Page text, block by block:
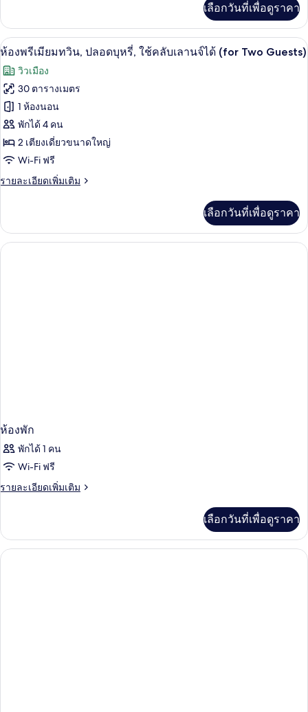
บุหรี่,
ห้อง
มุม
(for
Two
Guests)
เกี่ยว
กับ
ห้อง
ลัก
ซ์,
ปลอด
บุหรี่,
ห้อง
มุม
(for
Two
เลือกวันที่เพื่อดูราคา
เปิด
ภาพถ่าย
ทั้งหมด
ของ
ห้อง
พรีเมียม
ทวิน,
ปลอด
ใช้
คลับ
เครื่องนอนระดับพรีเมียม, มินิบาร์ฟรี,
8
ห้องพรีเมียมทวิน, ปลอดบุหรี่, ใช้คลับเลานจ์ได้ (for Two Guests)
วิวเมือง
30 ตารางเมตร
1 ห้องนอน
พักได้ 4 คน
2 เตียงเดี่ยวขนาดใหญ่
Wi-Fi ฟรี
รายละเอียดเพิ่มเติม
ราย
เกี่ยว
กับ
ห้อง
เลือกวันที่เพื่อดูราคา
ห้องพัก
พักได้ 1 คน
Wi-Fi ฟรี
รายละเอียดเพิ่มเติม
ราย
เกี่ยว
กับ
ห้อง
เลือกวันที่เพื่อดูราคา